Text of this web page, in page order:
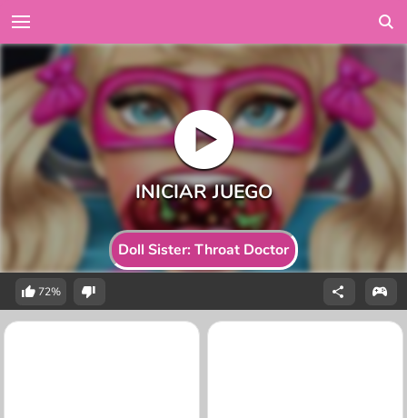
Doll Sister: Throat Doctor
72%